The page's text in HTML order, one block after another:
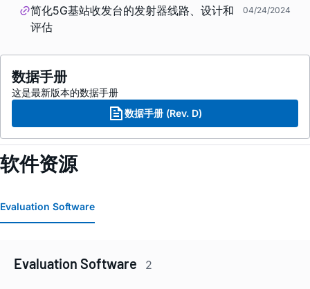
简化5G基站收发台的发射器线路、设计和
评估
04/24/2024
数据手册
这是最新版本的数据手册
数据手册 (Rev. D)
软件资源
Evaluation Software
Evaluation Software 2